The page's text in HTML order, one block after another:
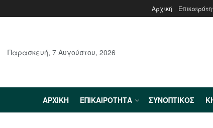
Αρχική
Παρασκευή, 7 Αυγούστου, 2026
ΑΡΧΙΚΉ ΕΠΙΚΑΙΡΌΤΗΤΑ ΣΥΝΟΠΤΙΚΌΣ